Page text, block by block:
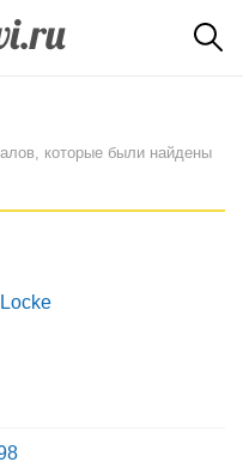
которые были найдены